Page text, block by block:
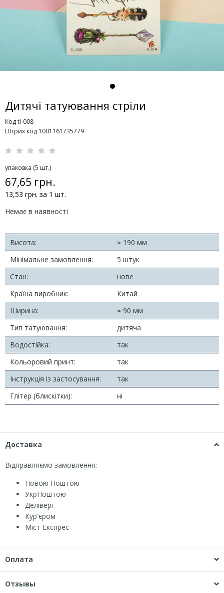
Дитячі татуювання стріли
Код tl-008
Штрих код 1001161735779
упаковка (5 шт.)
67,65 грн.
13,53 грн. за 1 шт.
Немає в наявності
Висота:
≈ 190 мм
Мінімальне замовлення:
5 штук
Стан:
нове
Країна виробник:
Китай
Ширина:
≈ 90 мм
Тип татуювання:
дитяча
Водостійка:
так
Кольоровий принт:
так
Інструкція із застосування:
так
Глітер (блискітки):
ні
Доставка
Відправляємо замовлення:
Новою Поштою
УкрПоштою
Делівері
Кур'єром
Міст Експрес
Оплата
Отзывы